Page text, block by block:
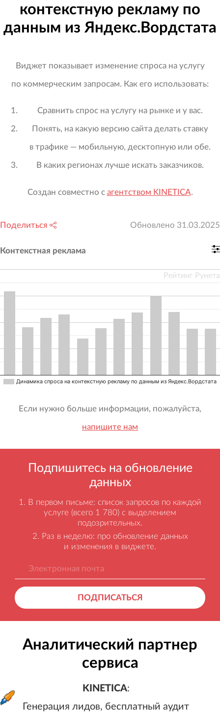
контекстную рекламу по
данным из Яндекс.Вордстата
Виджет показывает изменение спроса на услугу
по коммерческим запросам. Как его использовать:
Сравнить спрос на услугу на рынке и у вас.
Понять, на какую версию сайта делать ставку
в трафике — мобильную, десктопную или обе.
В каких регионах лучше искать заказчиков.
Создан совместно с агентством KINETICA.
Поделиться Обновлено 31.03.2025
Контекстная реклама
Динамика спроса на контекстную рекламу по данным из Яндекс.Вордстата
Рейтинг Рунета
Если нужно больше информации, пожалуйста,
напишите нам
Подпишитесь на обновление
данных
В первом письме: список запросов по каждой
услуге (всего 1 780) с выделением
подозрительных.
Раз в неделю: про обновление данных
и изменения в виджете.
ПОДПИСАТЬСЯ
Аналитический партнер
сервиса
KINETICA:
Генерация лидов, бесплатный аудит
Генерация лидов, бесплатный